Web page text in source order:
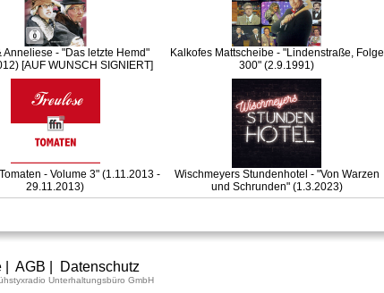
Anneliese - "Das letzte Hemd"
[AUF WUNSCH SIGNIERT]
Kalkofes Mattscheibe - "Lindenstraße, Folge
300" (2.9.1991)
- Volume 3" (1.11.2013 -
29.11.2013)
Wischmeyers Stundenhotel - "Von Warzen
und Schrunden" (1.3.2023)
| AGB Datenschutz
Unterhaltungsbüro GmbH